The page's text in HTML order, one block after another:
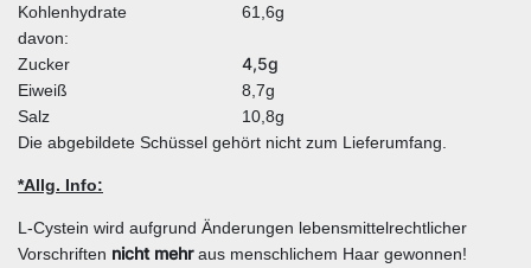
Kohlenhydrate
61,6g
davon:
Zucker
4,5g
Eiweiß
8,7g
Salz
10,8g
Die abgebildete Schüssel gehört nicht zum Lieferumfang.
*Allg. Info:
L-Cystein wird aufgrund Änderungen lebensmittelrechtlicher
Vorschriften nicht mehraus menschlichem Haar gewonnen!